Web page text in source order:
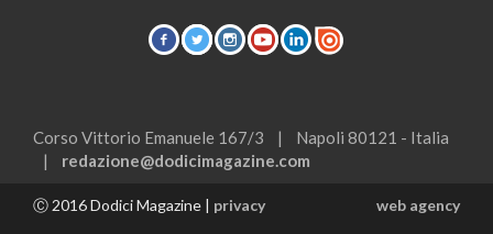
Corso Vittorio Emanuele 167/3 | Napoli 80121 - Italia
| redazione@dodicimagazine.com
Ⓒ 2016 Dodici Magazine | privacy web agency